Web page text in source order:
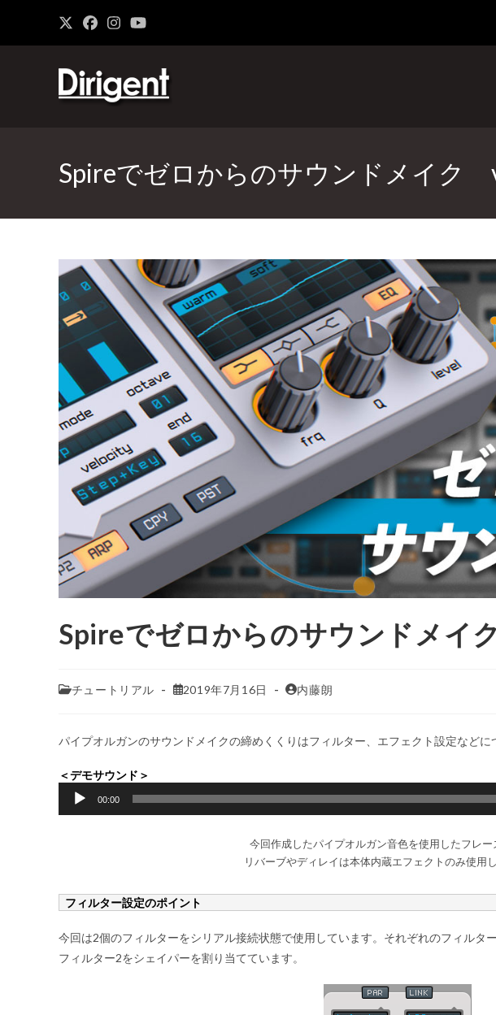
Spireでゼロからのサウンドメイク
Spireでゼロからのサウンドメ
チュートリアル 2019年7月16日 内藤朗
パイプオルガンのサウンドメイクの締めくくりはフィルター、エフェクト設定などに
＜デモサウンド＞
声
ヤ
ー
00:00
今回作成したパイプオルガン音色を使用したフレー
リバーブやディレイは本体内蔵エフェクトのみ使用し
フィルター設定のポイント
今回は2個のフィルターをシリアル接続状態で使用しています。それぞれのフィルタ
フィルター2をシェイパーを割り当てています。